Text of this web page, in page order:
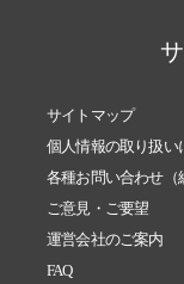
サイトマップ
個人情報の取り扱い
各種お問い合わせ（
ご意見・ご要望
運営会社のご案内
FAQ